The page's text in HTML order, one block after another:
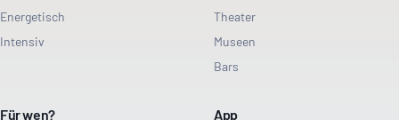
Energetisch
Intensiv
Theater
Museen
Bars
Für wen? App